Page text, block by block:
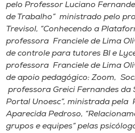
pelo Professor Luciano
de Trabalho” ministrado pelo
Trevisol, “Conhecendo a
professora Franciele de Lima
de controle para tutores BI e
professora Franciele de Lima
de apoio pedagógico: Zoom,
professora Greici Fernandes da
Portal Unoesc”, ministrada pela
Aparecida Pedroso,
grupos e equipes” pelas